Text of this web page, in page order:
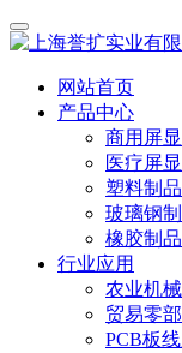
网站首页
产品中心
商用屏显
医疗屏显
塑料制品
玻璃钢
橡胶制品
行业应用
农业机
贸易零
PCB板